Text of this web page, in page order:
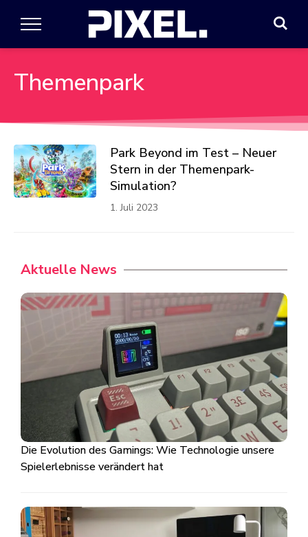
Themenpark
Park Beyond im Test – Neuer
Stern in der Themenpark-
Simulation?
1. Juli 2023
Aktuelle News
Die Evolution des Gamings: Wie Technologie unsere
Spielerlebnisse verändert hat